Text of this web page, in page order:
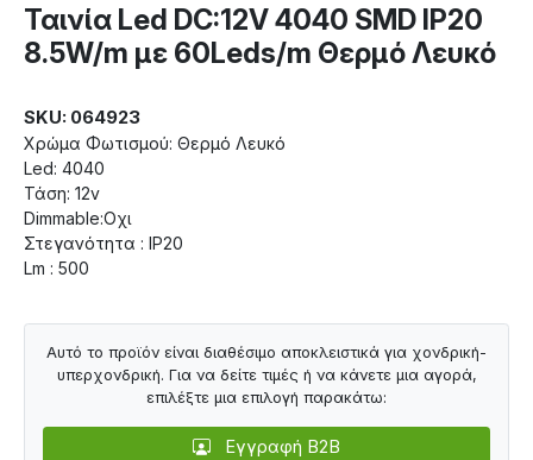
Ταινία Led DC:12V 4040 SMD IP20
8.5W/m με 60Leds/m Θερμό Λευκό
SKU: 064923
Χρώμα Φωτισμού: Θερμό Λευκό
Led: 4040
Τάση: 12v
Dimmable:Οχι
Στεγανότητα : IP20
Lm : 500
Αυτό το προϊόν είναι διαθέσιμο αποκλειστικά για χονδρική-
υπερχονδρική. Για να δείτε τιμές ή να κάνετε μια αγορά,
επιλέξτε μια επιλογή παρακάτω:
Εγγραφή B2B